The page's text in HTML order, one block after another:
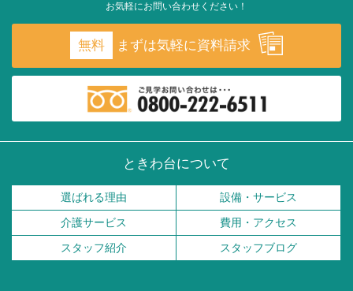
お気軽にお問い合わせください！
無料 まずは気軽に資料請求
ときわ台について
選ばれる理由
設備・サービス
介護サービス
費用・アクセス
スタッフ紹介
スタッフブログ